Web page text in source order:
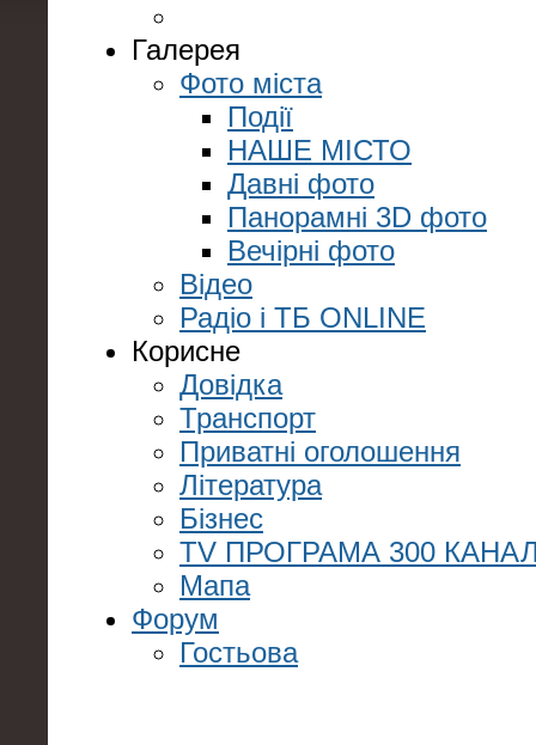
Галерея
Фото міста
Події
НАШЕ МІСТО
Давні фото
Панорамні 3D фото
Вечірні фото
Відео
Радіо і ТБ ONLINE
Корисне
Довідка
Транспорт
Приватні оголошення
Література
Бізнес
TV ПРОГРАМА 300
Мапа
Форум
Гостьова